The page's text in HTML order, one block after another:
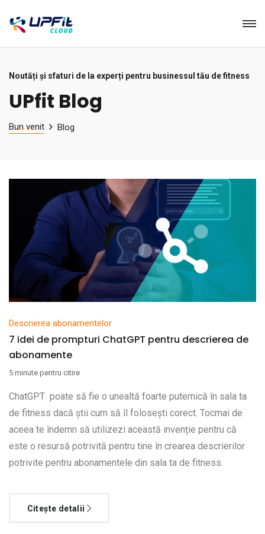
Noutăți și sfaturi de la experți pentru businessul tău de fitness
UPfit Blog
Bun venit Blog
Descrierea abonamentelor
7 idei de prompturi ChatGPT pentru descrierea de
abonamente
5 minute pentru citire
ChatGPT poate să fie o unealtă foarte puternică în sala ta
de fitness dacă știi cum să îl folosești corect. Tocmai de
aceea te îndemn să utilizezi această invenție pentru că
este o resursă potrivită pentru tine în crearea descrierilor
potrivite pentru abonamentele din sala ta de fitness.
Citește detalii